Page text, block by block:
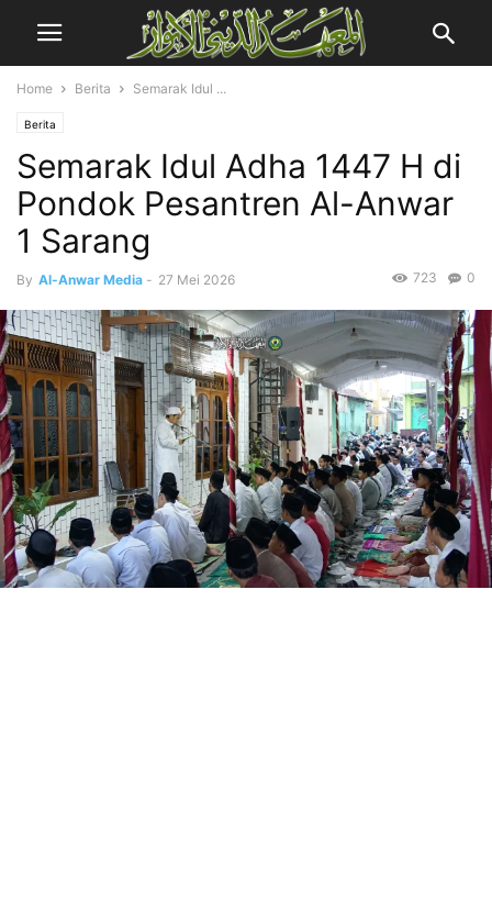
Home Berita Semarak Idul ...
Berita
Semarak Idul Adha 1447 H di
Pondok Pesantren Al-Anwar
1 Sarang
By Al-Anwar Media - 27 Mei 2026 0
723